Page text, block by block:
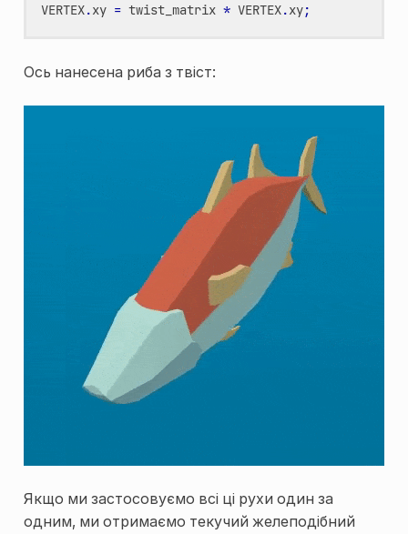
VERTEX.xy = twist_matrix * VERTEX.xy;
Ось нанесена риба з твіст:
Якщо ми застосовуємо всі ці рухи один за
одним, ми отримаємо текучий желеподібний